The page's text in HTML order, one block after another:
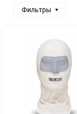
Фильтры